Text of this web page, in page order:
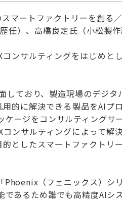
マートファクトリーを創る
任）、高橋良定氏（小松製
ンサルティングをはじめと
しており、製造現場のデジタ
的に解決できる製品をAIプ
ージをコンサルティングサ
ンサルティングによって解
としたスマートファクトリ
（フェニックス）シ
あるため誰でも高精度AIシ